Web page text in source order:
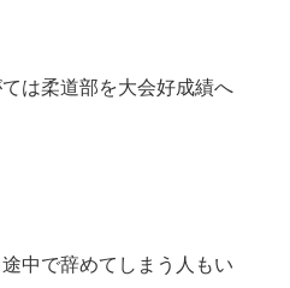
は柔道部を大会好成績へ
中で辞めてしまう人もい